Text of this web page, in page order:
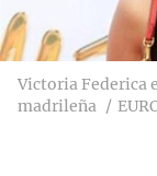
Victoria Federica
madrileña